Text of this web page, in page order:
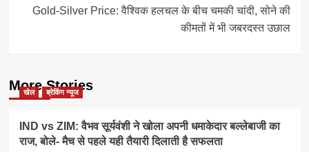
Gold-Silver Price: वैश्विक हलचल के बीच चमकी चांदी, सोने की
कीमतों में भी जबरदस्त उछाल
More Stories
खेल ब्रेकिंग न्यूज
IND vs ZIM: वैभव सूर्यवंशी ने खोला अपनी धमाकेदार बल्लेबाजी का
राज, बोले- मैच से पहले यही तैयारी दिलाती है सफलता